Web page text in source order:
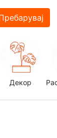
Декор